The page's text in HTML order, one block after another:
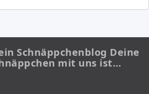
Schnäppchenblog Deine
mit uns ist…